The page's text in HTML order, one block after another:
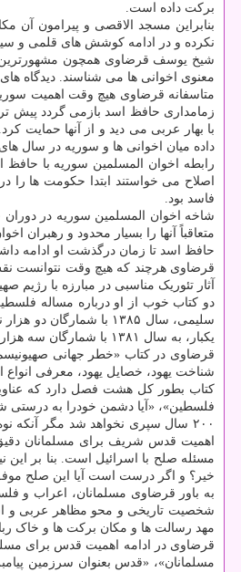
برکت داده است.
بنابراین مسجد الاقصی و پیرامون آن
نکرده و در ادامه کوشش های قلمی و
شیخ یوسف قرضاوی همچون مشهورترین
معنوی اخوانی ها می شناسند. دیدگاه
متاسفانه قرضاوی هیچ وقت اهمیت
زمامداری حافظ اسد بازمی گردد پیش
با بهار عربی می دید و از آنها حمایت
داده میان اخوانی ها و سوریه در سال
رابطه اخوان المسلمین سوریه با
اصلاح می خواستند ابتدا حکومت ها
فاسد بود.
شاخه اخوان المسلمین سوریه در
متعاقباً آنها را بسیار محدود و
حافظ اسد تا زمان درگذشت او ادامه
قرضاوی هرچند که هیچ وقت نتوانست
آثار تئوریک مناسبی در مبارزه با رژیم
دو کتاب خوب از او درباره مساله
یکبار، به سال ۱۳۸۱ با شمارگان سه هزار نسخه، ۱۷۶ صفحه و بهای هزار تومان توسط انتشارات سنت (ناشر فعال در استان خراسان رضوی، شهرستان تایباد) منتشر گردید.
قرضاوی در کتاب «خطر جهانی
شناخت یهود، خصایل یهود، معرفی
کتاب بطور کل هشت فصل دارد که عناوین
فلسطین»، «آیا دشمن خودرا به درستی
۲۰۰ سال سپری نخواهد شد مگر آنکه
اهمیت قدس شریف برای مسلمانان
مسئله صلح با اسرائیل است. بنا بر
خیر؟ و اگر درست است آیا این صلح
به باور قرضاوی مسلمانان، اعراب و
شخصیت تاریخی و محو مظاهر عربی و
مهد رسالت ها و مکان برکت ها و خاک
قرضاوی در ادامه اهمیت قدس برای
مسلمانان»، «قدس بعنوان سرزمین